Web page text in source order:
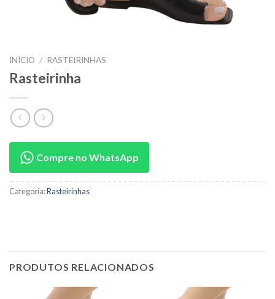
INÍCIO / RASTEIRINHAS
Rasteirinha
Compre no WhatsApp
Categoria:Rasteirinhas
PRODUTOS RELACIONADOS